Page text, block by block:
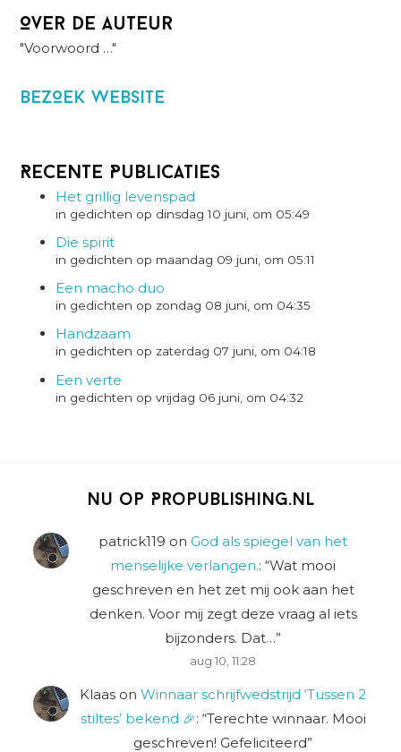
Over de auteur
"Voorwoord …"
BezOek website
Recente Publicaties
Het grillig levenspad
in gedichten op dinsdag 10 juni, om 05:49
Die spirit
in gedichten op maandag 09 juni, om 05:11
Een macho duo
in gedichten op zondag 08 juni, om 04:35
Handzaam
in gedichten op zaterdag 07 juni, om 04:18
Een verte
in gedichten op vrijdag 06 juni, om 04:32
Nu op Propublishing.nl
patrick119 on God als spiegel van het
menselijke verlangen.: “Wat mooi
geschreven en het zet mij ook aan het
denken. Voor mij zegt deze vraag al iets
bijzonders. Dat…”
aug 10, 11:28
Klaas on Winnaar schrijfwedstrijd ‘Tussen 2
stiltes’ bekend 🎉: “Terechte winnaar. Mooi
geschreven! Gefeliciteerd”